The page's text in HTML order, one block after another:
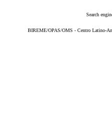
Search
BIREME/OPAS/OMS - Centro Latino-